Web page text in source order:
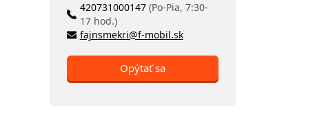
420731000147 (Po-Pia, 7:30-
17 hod.)
fajnsmekri@f-mobil.sk
Opýtať sa